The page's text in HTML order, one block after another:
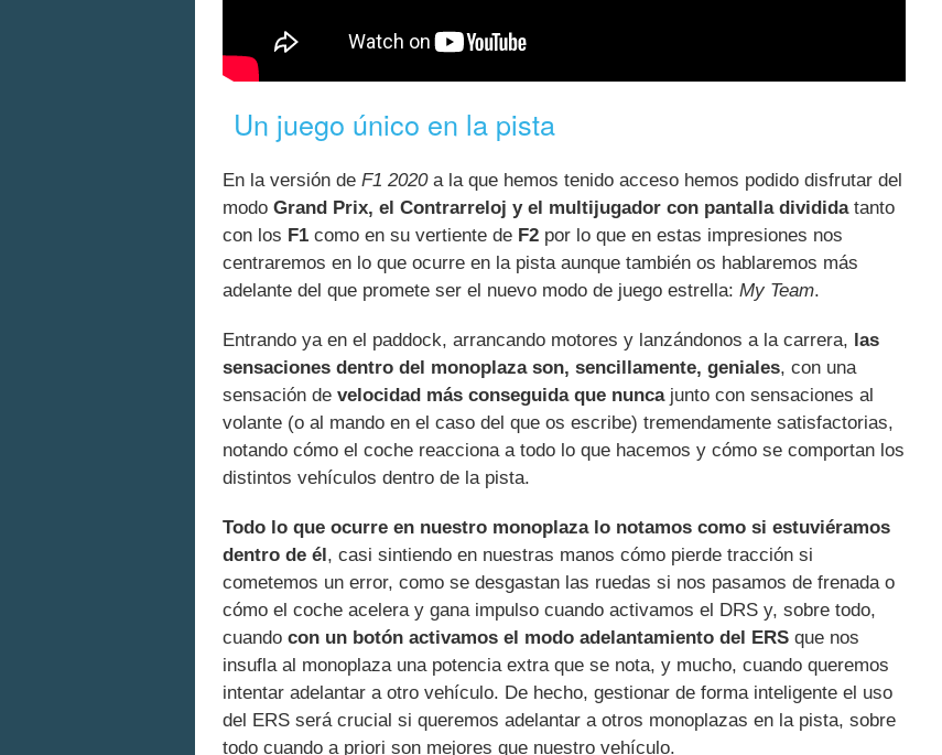
Un juego único en la pista
En la versión de F1 2020a la que hemos tenido acceso hemos podido disfrutar del
modo Grand Prix, el Contrarreloj y el multijugador con pantalla divididatanto
con los F1 como en su vertiente de F2 por lo que en estas impresiones nos
centraremos en lo que ocurre en la pista aunque también os hablaremos más
adelante del que promete ser el nuevo modo de juego estrella: My Team.
Entrando ya en el paddock, arrancando motores y lanzándonos a la carrera, las
sensaciones dentro del monoplaza son, sencillamente, geniales, con una
sensación de velocidad más conseguida que nuncajunto con sensaciones al
volante (o al mando en el caso del que os escribe) tremendamente satisfactorias,
notando cómo el coche reacciona a todo lo que hacemos y cómo se comportan los
distintos vehículos dentro de la pista.
Todo lo que ocurre en nuestro monoplaza lo notamos como si estuviéramos
dentro de él, casi sintiendo en nuestras manos cómo pierde tracción si
cometemos un error, como se desgastan las ruedas si nos pasamos de frenada o
cómo el coche acelera y gana impulso cuando activamos el DRS y, sobre todo,
cuando con un botón activamos el modo adelantamiento del ERS que nos
insufla al monoplaza una potencia extra que se nota, y mucho, cuando queremos
intentar adelantar a otro vehículo. De hecho, gestionar de forma inteligente el uso
del ERS será crucial si queremos adelantar a otros monoplazas en la pista, sobre
todo cuando a priori son mejores que nuestro vehículo.